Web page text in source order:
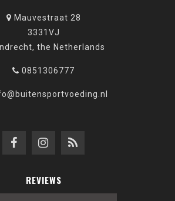
Mauvestraat 28
3331VJ
the Netherlands
0851306777
REVIEWS